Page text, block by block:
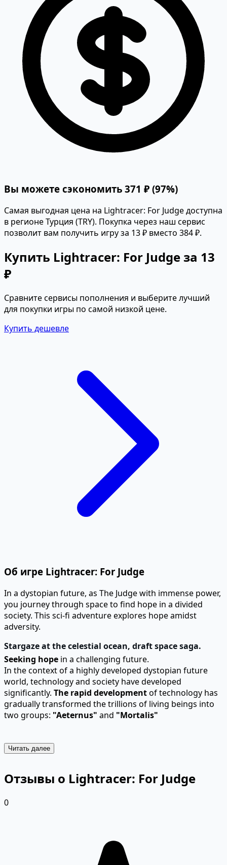
Вы можете сэкономить 371 ₽ (97%)
Самая выгодная цена на Lightracer: For Judge доступна
в регионе Турция (TRY). Покупка через наш сервис
позволит вам получить игру за 13 ₽ вместо 384 ₽.
Купить Lightracer: For Judge за 13
₽
Сравните сервисы пополнения и выберите лучший
для покупки игры по самой низкой цене.
Купить дешевле
Об игре Lightracer: For Judge
In a dystopian future, as The Judge with immense power,
you journey through space to find hope in a divided
society. This sci-fi adventure explores hope amidst
adversity.
Stargaze at the celestial ocean, draft space saga.
Seeking hope in a challenging future.
In the context of a highly developed dystopian future
world, technology and society have developed
significantly. The rapid developmentof technology has
gradually transformed the trillions of living beings into
two groups: "Aeternus" and "Mortalis"
Читать далее
Отзывы о Lightracer: For Judge
0